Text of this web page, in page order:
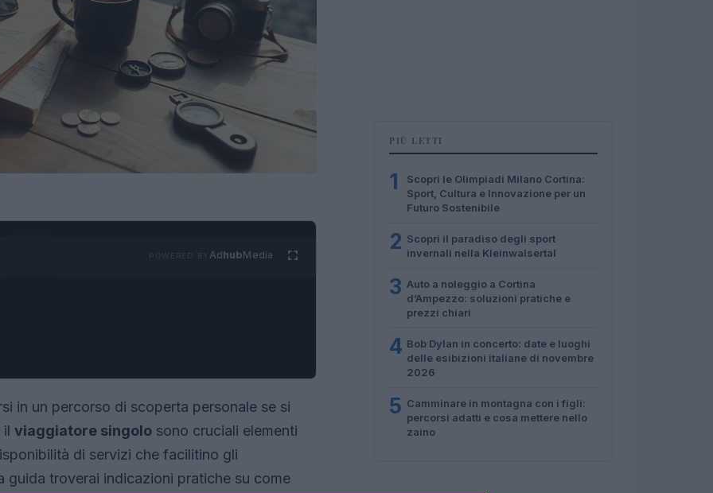
AdhubMedia
in un percorso di scoperta personale se si
il viaggiatore singolo sono cruciali elementi
di servizi che facilitino gli
guida troverai indicazioni pratiche su come
PIÙ LETTI
1
Scopri le Olimpiadi Milano Cortina:
Sport, Cultura e Innovazione per un
Futuro Sostenibile
2 Scopri il paradiso degli sport
invernali nella Kleinwalsertal
3 Auto a noleggio a Cortina
d’Ampezzo: soluzioni pratiche e
prezzi chiari
4 Bob Dylan in concerto: date e luoghi
delle esibizioni italiane di novembre
2026
5 Camminare in montagna con i figli:
percorsi adatti e cosa mettere nello
zaino